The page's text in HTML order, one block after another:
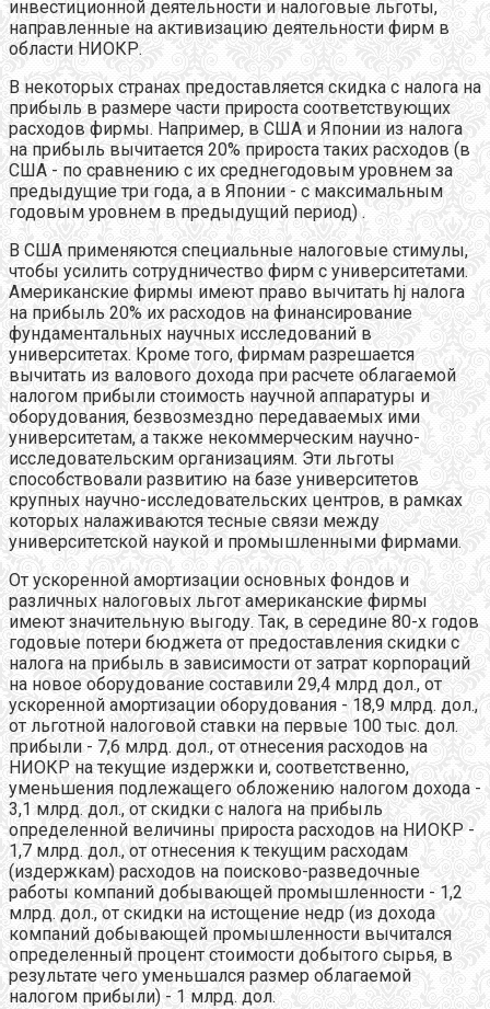
инвестиционной деятельности и налоговые льготы,
направленные на активизацию деятельности фирм в
области НИОКР.
В некоторых странах предоставляется скидка с налога на
прибыль в размере части прироста соответствующих
расходов фирмы. Например, в США и Японии из налога
на прибыль вычитается 20% прироста таких расходов (в
США - по сравнению с их среднегодовым уровнем за
предыдущие три года, а в Японии - с максимальным
годовым уровнем в предыдущий период) .
В США применяются специальные налоговые стимулы,
чтобы усилить сотрудничество фирм с университетами.
Американские фирмы имеют право вычитать hj налога
на прибыль 20% их расходов на финансирование
фундаментальных научных исследований в
университетах. Кроме того, фирмам разрешается
вычитать из валового дохода при расчете облагаемой
налогом прибыли стоимость научной аппаратуры и
оборудования, безвозмездно передаваемых ими
университетам, а также некоммерческим научно-
исследовательским организациям. Эти льготы
способствовали развитию на базе университетов
крупных научно-исследовательских центров, в рамках
которых налаживаются тесные связи между
университетской наукой и промышленными фирмами.
От ускоренной амортизации основных фондов и
различных налоговых льгот американские фирмы
имеют значительную выгоду. Так, в середине 80-х годов
годовые потери бюджета от предоставления скидки с
налога на прибыль в зависимости от затрат корпораций
на новое оборудование составили 29,4 млрд дол., от
ускоренной амортизации оборудования - 18,9 млрд. дол.,
от льготной налоговой ставки на первые 100 тыс. дол.
прибыли - 7,6 млрд. дол., от отнесения расходов на
НИОКР на текущие издержки и, соответственно,
уменьшения подлежащего обложению налогом дохода -
3,1 млрд. дол., от скидки с налога на прибыль
определенной величины прироста расходов на НИОКР -
1,7 млрд. дол., от отнесения к текущим расходам
(издержкам) расходов на поисково-разведочные
работы компаний добывающей промышленности - 1,2
млрд. дол., от скидки на истощение недр (из дохода
компаний добывающей промышленности вычитался
определенный процент стоимости добытого сырья, в
результате чего уменьшался размер облагаемой
налогом прибыли) - 1 млрд. дол.